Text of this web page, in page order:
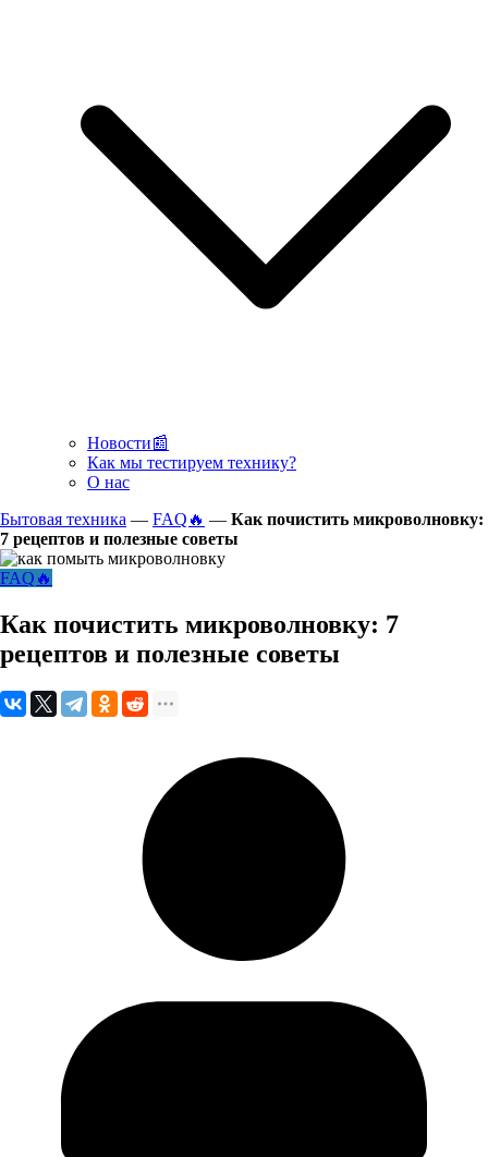
Новости📰
Как мы тестируем технику?
О нас
Бытовая техника — FAQ🔥 — Как почистить микроволновку:
7 рецептов и полезные советы
FAQ🔥
Как почистить микроволновку: 7
рецептов и полезные советы